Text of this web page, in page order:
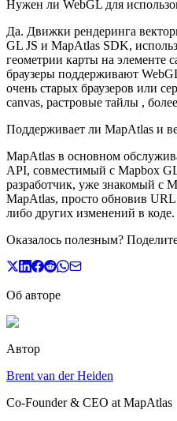
Нужен ли WebGL для
Да. Движки рендеринга
GL JS и MapAtlas SDK,
геометрии карты на элементе
браузеры поддерживают
очень старых браузеров или
canvas, растровые тайлы ,
Поддерживает ли MapAtlas и
MapAtlas в основном
API, совместимый с Mapbox
разработчик, уже знакомый с
MapAtlas, просто обновив
либо других изменений в коде.
Оказалось полезным?
Об авторе
Автор
Brent van der Heiden
Co-Founder & CEO at MapAtlas